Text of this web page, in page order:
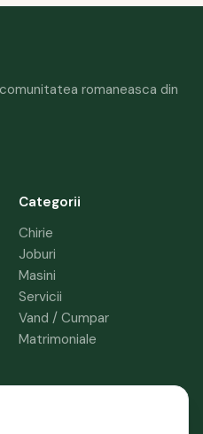
romaneasca din
Categorii
Chirie
Joburi
Masini
Servicii
Vand / Cumpar
Matrimoniale